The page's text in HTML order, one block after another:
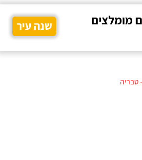
מומלצים
שנה עיר
טבריה